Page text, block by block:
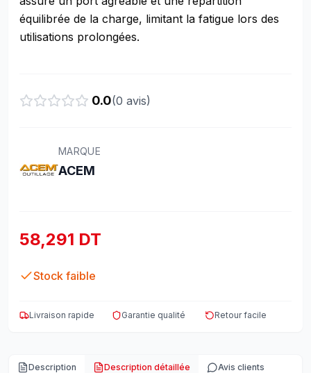
équilibrée de la charge, limitant la fatigue lors des
utilisations prolongées.
0.0(0 avis)
MARQUE
ACEM
58,291 DT
Stock faible
Livraison rapide Garantie qualité Retour facile
Description Description détaillée Avis clients